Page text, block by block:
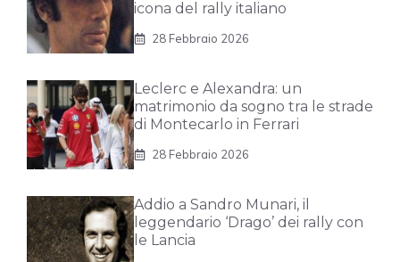
icona del rally italiano
28 Febbraio 2026
Leclerc e Alexandra: un
matrimonio da sogno tra le strade
di Montecarlo in Ferrari
28 Febbraio 2026
Addio a Sandro Munari, il
leggendario ‘Drago’ dei rally con
le Lancia